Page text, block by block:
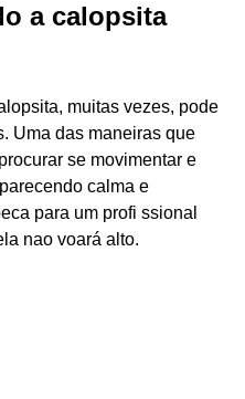
a calopsita
muitas vezes, pode
Uma das maneiras que
se movimentar e
calma e
para um profi ssional
nao voará alto.